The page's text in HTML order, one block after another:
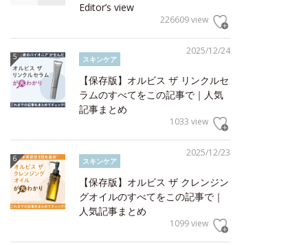
Editor’s view
226609 view
2025/12/24
スキンケア
【保存版】オルビス ザ リンクルセ
ラムのすべてをこの記事で｜人気
記事まとめ
1033 view
2025/12/23
スキンケア
【保存版】オルビス ザ クレンジン
グオイルのすべてをこの記事で｜
人気記事まとめ
1099 view